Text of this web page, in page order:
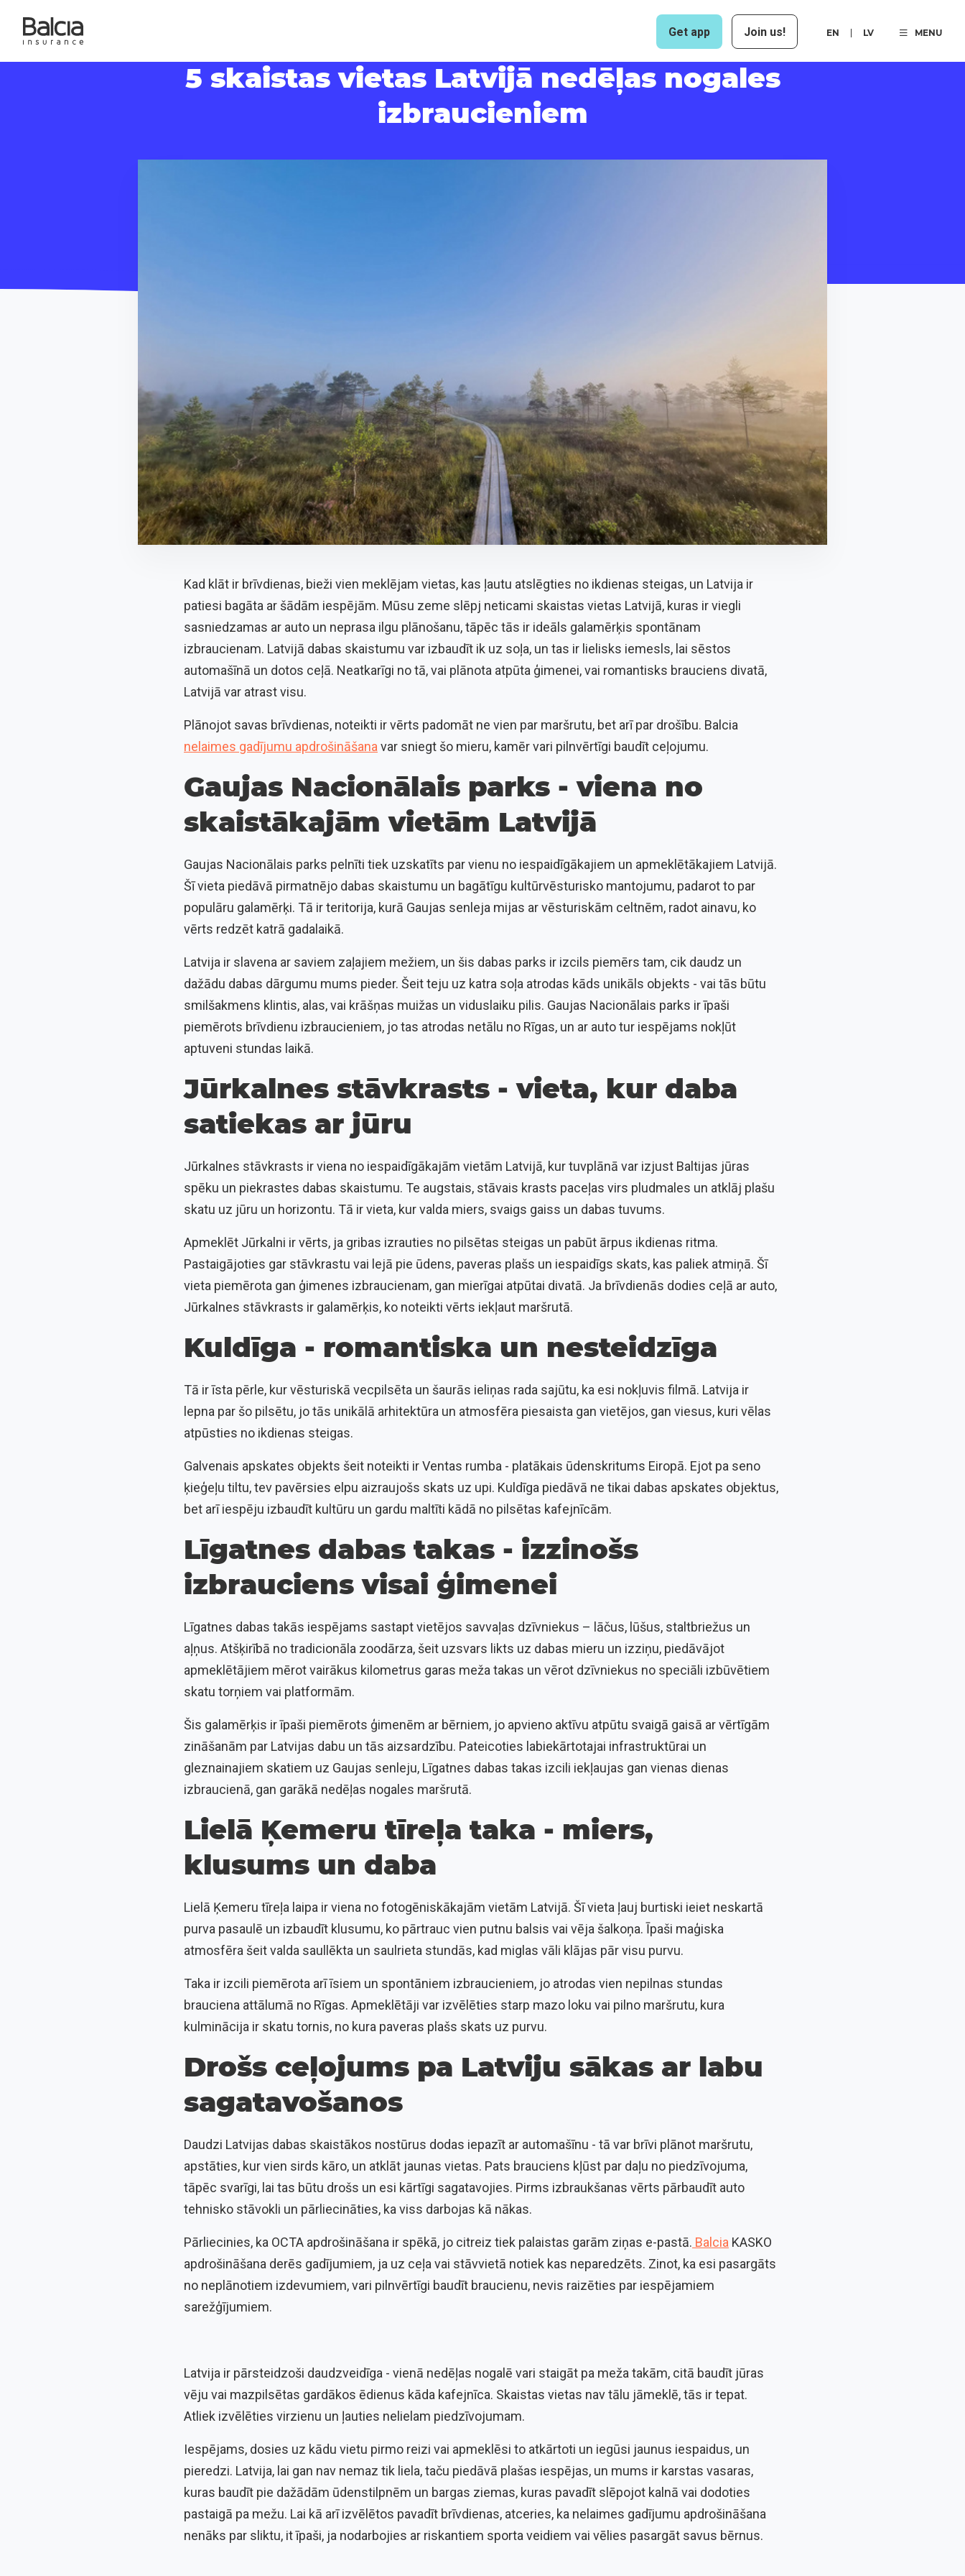
Get app Join us! EN LV MENU
5 skaistas vietas Latvijā nedēļas nogales
izbraucieniem
Kad klāt ir brīvdienas, bieži vien meklējam vietas, kas ļautu atslēgties no ikdienas steigas, un Latvija ir
patiesi bagāta ar šādām iespējām. Mūsu zeme slēpj neticami skaistas vietas Latvijā, kuras ir viegli
sasniedzamas ar auto un neprasa ilgu plānošanu, tāpēc tās ir ideāls galamērķis spontānam
izbraucienam. Latvijā dabas skaistumu var izbaudīt ik uz soļa, un tas ir lielisks iemesls, lai sēstos
automašīnā un dotos ceļā. Neatkarīgi no tā, vai plānota atpūta ģimenei, vai romantisks brauciens divatā,
Latvijā var atrast visu.
Plānojot savas brīvdienas, noteikti ir vērts padomāt ne vien par maršrutu, bet arī par drošību. Balcia
nelaimes gadījumu apdrošināšanavar sniegt šo mieru, kamēr vari pilnvērtīgi baudīt ceļojumu.
Gaujas Nacionālais parks - viena no
skaistākajām vietām Latvijā
Gaujas Nacionālais parks pelnīti tiek uzskatīts par vienu no iespaidīgākajiem un apmeklētākajiem Latvijā.
Šī vieta piedāvā pirmatnējo dabas skaistumu un bagātīgu kultūrvēsturisko mantojumu, padarot to par
populāru galamērķi. Tā ir teritorija, kurā Gaujas senleja mijas ar vēsturiskām celtnēm, radot ainavu, ko
vērts redzēt katrā gadalaikā.
Latvija ir slavena ar saviem zaļajiem mežiem, un šis dabas parks ir izcils piemērs tam, cik daudz un
dažādu dabas dārgumu mums pieder. Šeit teju uz katra soļa atrodas kāds unikāls objekts - vai tās būtu
smilšakmens klintis, alas, vai krāšņas muižas un viduslaiku pilis. Gaujas Nacionālais parks ir īpaši
piemērots brīvdienu izbraucieniem, jo tas atrodas netālu no Rīgas, un ar auto tur iespējams nokļūt
aptuveni stundas laikā.
Jūrkalnes stāvkrasts - vieta, kur daba
satiekas ar jūru
Jūrkalnes stāvkrasts ir viena no iespaidīgākajām vietām Latvijā, kur tuvplānā var izjust Baltijas jūras
spēku un piekrastes dabas skaistumu. Te augstais, stāvais krasts paceļas virs pludmales un atklāj plašu
skatu uz jūru un horizontu. Tā ir vieta, kur valda miers, svaigs gaiss un dabas tuvums.
Apmeklēt Jūrkalni ir vērts, ja gribas izrauties no pilsētas steigas un pabūt ārpus ikdienas ritma.
Pastaigājoties gar stāvkrastu vai lejā pie ūdens, paveras plašs un iespaidīgs skats, kas paliek atmiņā. Šī
vieta piemērota gan ģimenes izbraucienam, gan mierīgai atpūtai divatā. Ja brīvdienās dodies ceļā ar auto,
Jūrkalnes stāvkrasts ir galamērķis, ko noteikti vērts iekļaut maršrutā.
Kuldīga - romantiska un nesteidzīga
Tā ir īsta pērle, kur vēsturiskā vecpilsēta un šaurās ieliņas rada sajūtu, ka esi nokļuvis filmā. Latvija ir
lepna par šo pilsētu, jo tās unikālā arhitektūra un atmosfēra piesaista gan vietējos, gan viesus, kuri vēlas
atpūsties no ikdienas steigas.
Galvenais apskates objekts šeit noteikti ir Ventas rumba - platākais ūdenskritums Eiropā. Ejot pa seno
ķieģeļu tiltu, tev pavērsies elpu aizraujošs skats uz upi. Kuldīga piedāvā ne tikai dabas apskates objektus,
bet arī iespēju izbaudīt kultūru un gardu maltīti kādā no pilsētas kafejnīcām.
Līgatnes dabas takas - izzinošs
izbrauciens visai ģimenei
Līgatnes dabas takās iespējams sastapt vietējos savvaļas dzīvniekus – lāčus, lūšus, staltbriežus un
aļņus. Atšķirībā no tradicionāla zoodārza, šeit uzsvars likts uz dabas mieru un izziņu, piedāvājot
apmeklētājiem mērot vairākus kilometrus garas meža takas un vērot dzīvniekus no speciāli izbūvētiem
skatu torņiem vai platformām.
Šis galamērķis ir īpaši piemērots ģimenēm ar bērniem, jo apvieno aktīvu atpūtu svaigā gaisā ar vērtīgām
zināšanām par Latvijas dabu un tās aizsardzību. Pateicoties labiekārtotajai infrastruktūrai un
gleznainajiem skatiem uz Gaujas senleju, Līgatnes dabas takas izcili iekļaujas gan vienas dienas
izbraucienā, gan garākā nedēļas nogales maršrutā.
Lielā Ķemeru tīreļa taka - miers,
klusums un daba
Lielā Ķemeru tīreļa laipa ir viena no fotogēniskākajām vietām Latvijā. Šī vieta ļauj burtiski ieiet neskartā
purva pasaulē un izbaudīt klusumu, ko pārtrauc vien putnu balsis vai vēja šalkoņa. Īpaši maģiska
atmosfēra šeit valda saullēkta un saulrieta stundās, kad miglas vāli klājas pār visu purvu.
Taka ir izcili piemērota arī īsiem un spontāniem izbraucieniem, jo atrodas vien nepilnas stundas
brauciena attālumā no Rīgas. Apmeklētāji var izvēlēties starp mazo loku vai pilno maršrutu, kura
kulminācija ir skatu tornis, no kura paveras plašs skats uz purvu.
Drošs ceļojums pa Latviju sākas ar labu
sagatavošanos
Daudzi Latvijas dabas skaistākos nostūrus dodas iepazīt ar automašīnu - tā var brīvi plānot maršrutu,
apstāties, kur vien sirds kāro, un atklāt jaunas vietas. Pats brauciens kļūst par daļu no piedzīvojuma,
tāpēc svarīgi, lai tas būtu drošs un esi kārtīgi sagatavojies. Pirms izbraukšanas vērts pārbaudīt auto
tehnisko stāvokli un pārliecināties, ka viss darbojas kā nākas.
Pārliecinies, ka OCTA apdrošināšana ir spēkā, jo citreiz tiek palaistas garām ziņas e-pastā. Balcia KASKO
apdrošināšana derēs gadījumiem, ja uz ceļa vai stāvvietā notiek kas neparedzēts. Zinot, ka esi pasargāts
no neplānotiem izdevumiem, vari pilnvērtīgi baudīt braucienu, nevis raizēties par iespējamiem
sarežģījumiem.
Latvija ir pārsteidzoši daudzveidīga - vienā nedēļas nogalē vari staigāt pa meža takām, citā baudīt jūras
vēju vai mazpilsētas gardākos ēdienus kāda kafejnīca. Skaistas vietas nav tālu jāmeklē, tās ir tepat.
Atliek izvēlēties virzienu un ļauties nelielam piedzīvojumam.
Iespējams, dosies uz kādu vietu pirmo reizi vai apmeklēsi to atkārtoti un iegūsi jaunus iespaidus, un
pieredzi. Latvija, lai gan nav nemaz tik liela, taču piedāvā plašas iespējas, un mums ir karstas vasaras,
kuras baudīt pie dažādām ūdenstilpnēm un bargas ziemas, kuras pavadīt slēpojot kalnā vai dodoties
pastaigā pa mežu. Lai kā arī izvēlētos pavadīt brīvdienas, atceries, ka nelaimes gadījumu apdrošināšana
nenāks par sliktu, it īpaši, ja nodarbojies ar riskantiem sporta veidiem vai vēlies pasargāt savus bērnus.